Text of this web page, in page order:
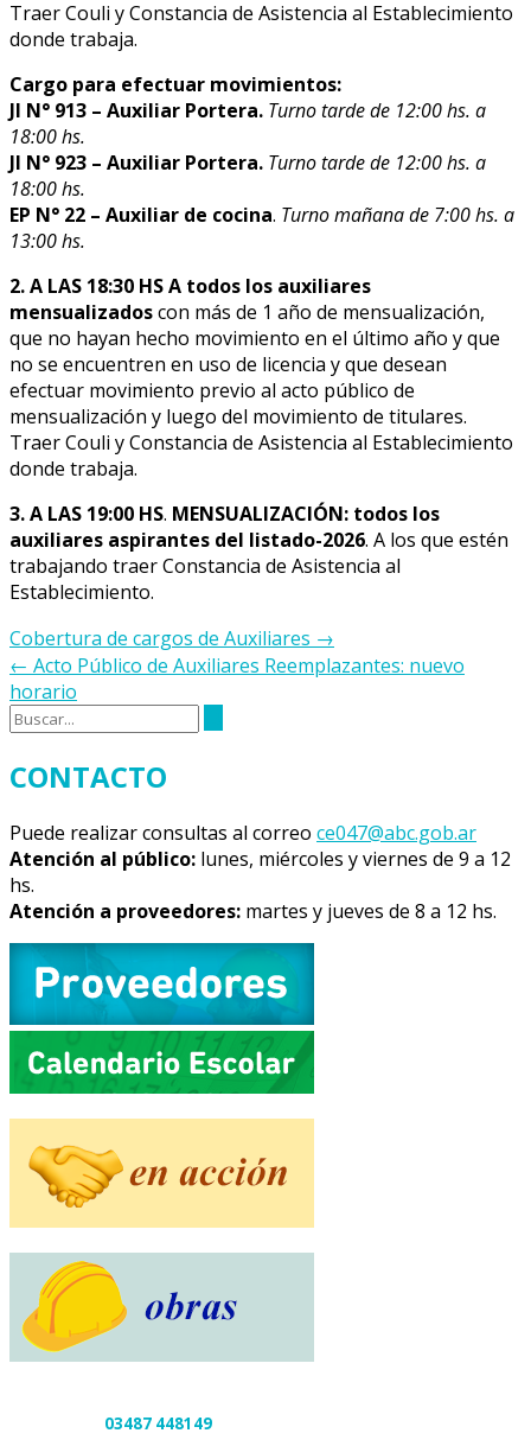
Traer Couli y Constancia de Asistencia al Establecimiento
donde trabaja.
Cargo para efectuar movimientos:
JI N° 913 – Auxiliar Portera. Turno tarde de 12:00 hs. a
18:00 hs.
JI N° 923 – Auxiliar Portera. Turno tarde de 12:00 hs. a
18:00 hs.
EP N° 22 – Auxiliar de cocina. Turno mañana de 7:00 hs. a
13:00 hs.
2. A LAS 18:30 HSA todos los auxiliares
mensualizadoscon más de 1 año de mensualización,
que no hayan hecho movimiento en el último año y que
no se encuentren en uso de licencia y que desean
efectuar movimiento previo al acto público de
mensualización y luego del movimiento de titulares.
Traer Couli y Constancia de Asistencia al Establecimiento
donde trabaja.
3. A LAS 19:00 HS. MENSUALIZACIÓN: todos los
auxiliares aspirantes del listado-2026. A los que estén
trabajando traer Constancia de Asistencia al
Establecimiento.
Navegación
de
la
entrada
Cobertura de cargos de Auxiliares →
← Acto Público de Auxiliares Reemplazantes: nuevo
horario
CONTACTO
Puede realizar consultas al correo ce047@abc.gob.ar
Atención al público: lunes, miércoles y viernes de 9 a 12
hs.
Atención a proveedores: martes y jueves de 8 a 12 hs.
03487 448149